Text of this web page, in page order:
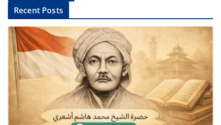
l
t
Recent Posts